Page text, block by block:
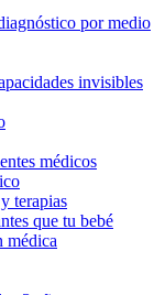
por medio
invisibles
médicos
terapias
que tu bebé
médica